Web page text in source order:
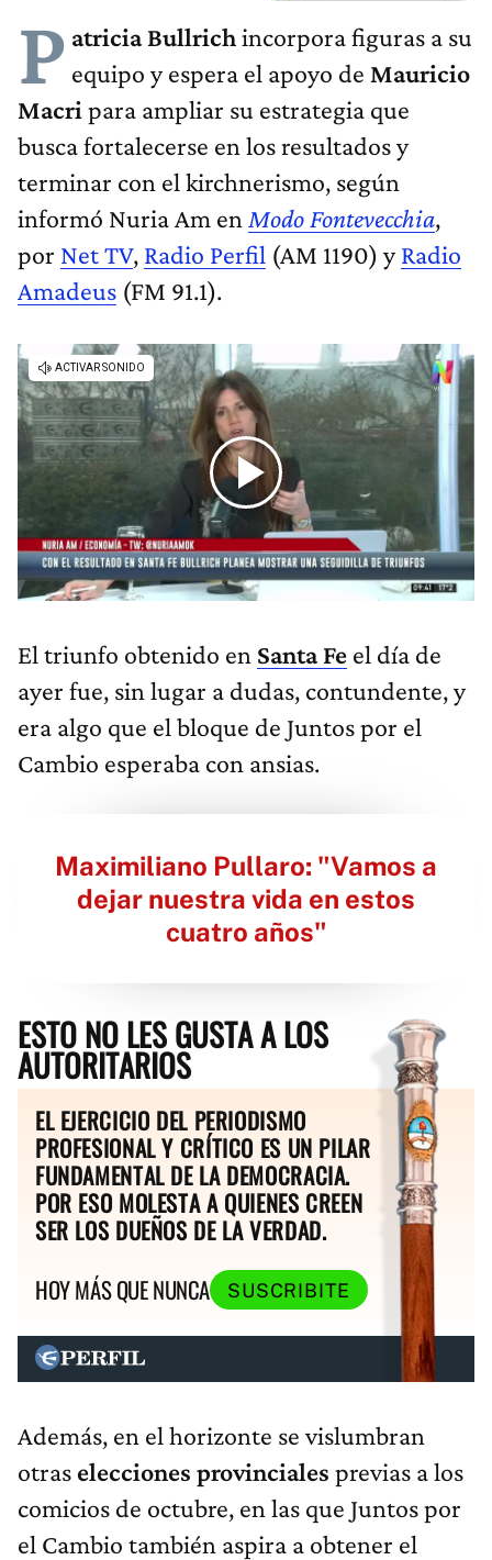
P atricia Bullrichincorpora figuras a su
equipo y espera el apoyo de Mauricio
Macri para ampliar su estrategia que
busca fortalecerse en los resultados y
terminar con el kirchnerismo, según
informó Nuria Am en Modo Fontevecchia,
por Net TV, Radio Perfil (AM 1190) yRadio
Amadeus (FM 91.1).
El triunfo obtenido en Santa Fe el día de
ayer fue, sin lugar a dudas, contundente, y
era algo que el bloque de Juntos por el
Cambio esperaba con ansias.
Maximiliano Pullaro: "Vamos a
dejar nuestra vida en estos
cuatro años"
ESTO NO LES GUSTA A LOS
AUTORITARIOS
EL EJERCICIO DEL PERIODISMO
PROFESIONAL Y CRÍTICO ES UN PILAR
FUNDAMENTAL DE LA DEMOCRACIA.
POR ESO MOLESTA A QUIENES CREEN
SER LOS DUEÑOS DE LA VERDAD.
HOY MÁS QUE NUNCA
SUSCRIBITE
Además, en el horizonte se vislumbran
otras elecciones provinciales previas a los
comicios de octubre, en las que Juntos por
el Cambio también aspira a obtener el